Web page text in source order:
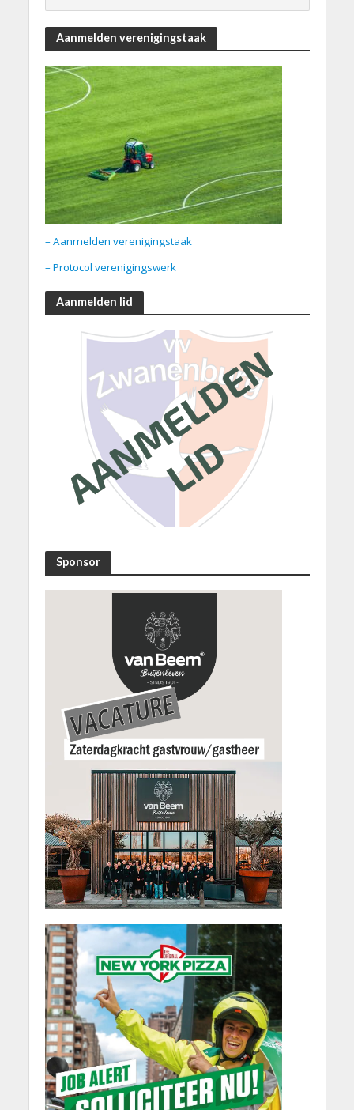
Aanmelden verenigingstaak
– Aanmelden verenigingstaak
– Protocol verenigingswerk
Aanmelden lid
Sponsor